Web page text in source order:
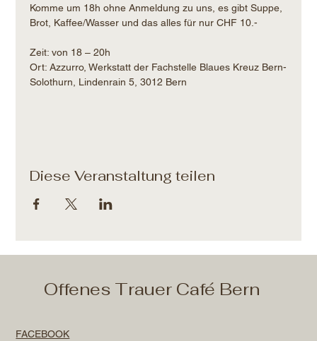
Komme um 18h ohne Anmeldung zu uns, es gibt Suppe,
Brot, Kaffee/Wasser und das alles für nur CHF 10.-
Zeit: von 18 – 20h​
Ort: Azzurro, Werkstatt der Fachstelle Blaues Kreuz Bern-
Solothurn, Lindenrain 5, 3012 Bern
Diese Veranstaltung teilen
Offenes Trauer Café Bern
FACEBOOK